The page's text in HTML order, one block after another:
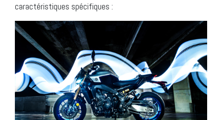
caractéristiques spécifiques :